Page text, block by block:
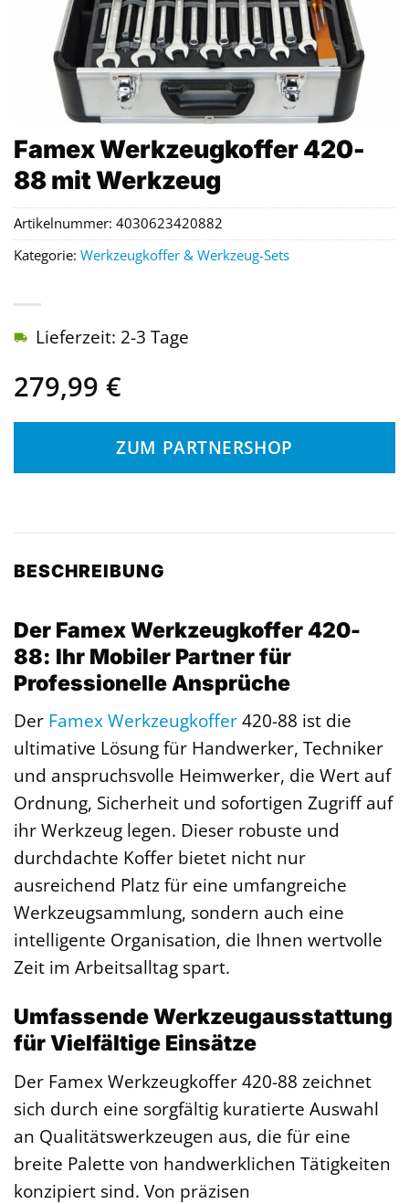
Famex Werkzeugkoffer 420-
88 mit Werkzeug
279,99 €
Lieferzeit: 2-3 Tage
ZUM PARTNERSHOP
Artikelnummer: 4030623420882
Kategorie: Werkzeugkoffer & Werkzeug-Sets
BESCHREIBUNG
Der Famex Werkzeugkoffer 420-
88: Ihr Mobiler Partner für
Professionelle Ansprüche
Der FamexWerkzeugkoffer420-88 ist die
ultimative Lösung für Handwerker, Techniker
und anspruchsvolle Heimwerker, die Wert auf
Ordnung, Sicherheit und sofortigen Zugriff auf
ihr Werkzeug legen. Dieser robuste und
durchdachte Koffer bietet nicht nur
ausreichend Platz für eine umfangreiche
Werkzeugsammlung, sondern auch eine
intelligente Organisation, die Ihnen wertvolle
Zeit im Arbeitsalltag spart.
Umfassende Werkzeugausstattung
für Vielfältige Einsätze
Der Famex Werkzeugkoffer 420-88 zeichnet
sich durch eine sorgfältig kuratierte Auswahl
an Qualitätswerkzeugen aus, die für eine
breite Palette von handwerklichen Tätigkeiten
konzipiert sind. Von präzisen